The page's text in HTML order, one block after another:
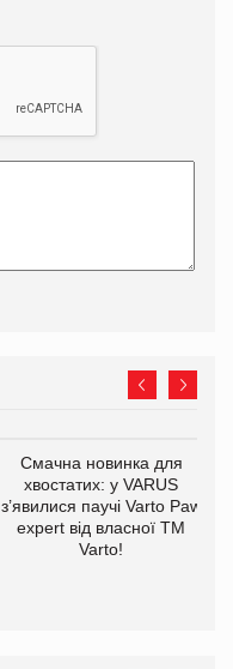
Смачна новинка для
хвостатих: у VARUS
з’явилися паучі Varto Paw
expert від власної ТМ
Varto!